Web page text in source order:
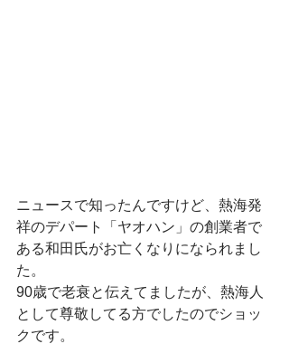
ニュースで知ったんですけど、熱海発
祥のデパート「ヤオハン」の創業者で
ある和田氏がお亡くなりになられまし
た。
90歳で老衰と伝えてましたが、熱海人
として尊敬してる方でしたのでショッ
クです。